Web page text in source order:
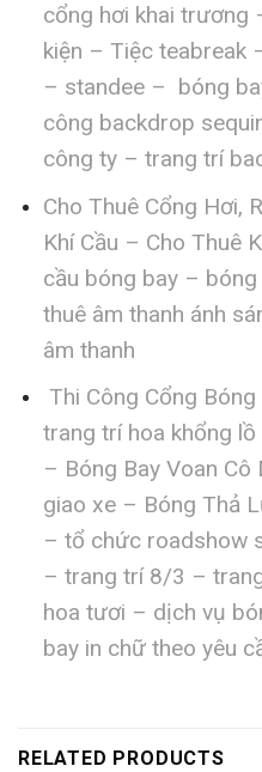
cổng hơi khai trương
kiện – Tiệc teabreak
– standee – bóng
công backdrop
công ty – trang trí
Cho Thuê Cổng Hơi,
Khí Cầu – Cho Thuê
cầu bóng bay –
thuê âm thanh ánh
âm thanh
Thi Công Cổng
trang trí hoa khổng
– Bóng Bay Voan
giao xe – Bóng Thả
– tổ chức roadshow
– trang trí 8/3 –
hoa tươi – dịch vụ
bay in chữ theo yêu
RELATED PRODUCTS